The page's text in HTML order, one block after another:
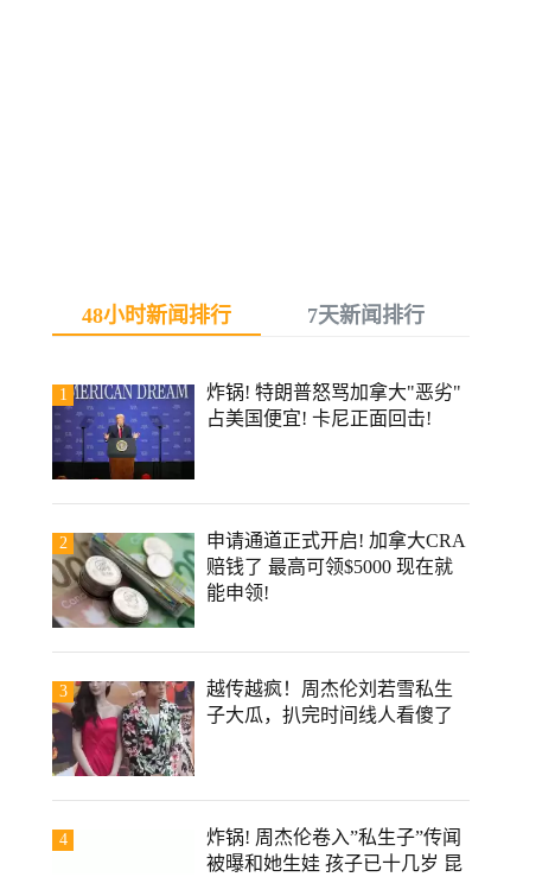
48小时新闻排行 7天新闻排行
1
炸锅! 特朗普怒骂加拿大"恶劣"
占美国便宜! 卡尼正面回击!
2
申请通道正式开启! 加拿大CRA
赔钱了 最高可领$5000 现在就
能申领!
3
越传越疯！周杰伦刘若雪私生
子大瓜，扒完时间线人看傻了
4
炸锅! 周杰伦卷入”私生子”传闻
被曝和她生娃 孩子已十几岁 昆